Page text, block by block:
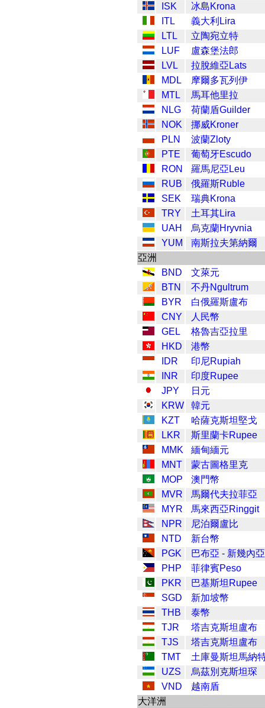
ISK
冰島Krona
ITL
義大利Lira
LTL
立陶宛立特
LUF
盧森堡法郎
LVL
拉脫維亞Lats
MDL
摩爾多瓦列伊
MTL
馬耳他里拉
NLG
荷蘭盾Guilder
NOK
挪威Kroner
PLN
波蘭Zloty
PTE
葡萄牙Escudo
RON
羅馬尼亞Leu
RUB
俄羅斯Ruble
SEK
瑞典Krona
TRY
土耳其Lira
UAH
烏克蘭Hryvnia
YUM
南斯拉夫第納爾
亞洲
BND
文萊元
BTN
不丹Ngultrum
BYR
白俄羅斯盧布
CNY
人民幣
GEL
格魯吉亞拉里
HKD
港幣
IDR
印尼Rupiah
INR
印度Rupee
JPY
日元
KRW
韓元
KZT
哈薩克斯坦堅戈
LKR
斯里蘭卡Rupee
MMK
緬甸緬元
MNT
蒙古圖格里克
MOP
澳門幣
MVR
馬爾代夫拉菲亞
MYR
馬來西亞Ringgit
NPR
尼泊爾盧比
NTD
新台幣
PGK
巴布亞 - 新幾內
PHP
菲律賓Peso
PKR
巴基斯坦Rupee
SGD
新加坡幣
THB
泰幣
TJR
塔吉克斯坦盧布
TJS
塔吉克斯坦盧布
TMT
土庫曼斯坦馬納
UZS
烏茲別克斯坦琛
VND
越南盾
大洋洲